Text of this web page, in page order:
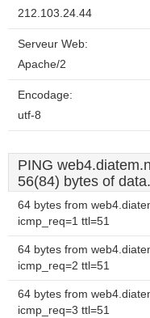
212.103.24.44
Serveur Web:
Apache/2
Encodage:
utf-8
PING
56(84) bytes of data.
64 bytes from
icmp_req=1 ttl=51
64 bytes from
icmp_req=2 ttl=51
64 bytes from
icmp_req=3 ttl=51